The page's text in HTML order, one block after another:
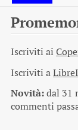
Iscriviti ai
Iscriviti a
Novità:dal 31
commenti